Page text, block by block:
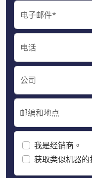
电子邮件*
电话
公司
邮编和地点
我是经销商。
获取类似机器的